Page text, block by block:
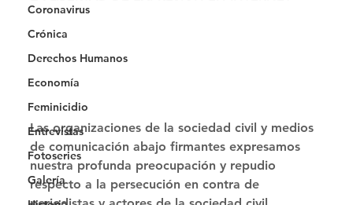
Coronavirus
Crónica
Derechos Humanos
Economía
Feminicidio
Entrevistas
Fotoseries
Galería
Las organizaciones de la sociedad civil y medios
de comunicación abajo firmantes expresamos
nuestra profunda preocupación y repudio
respecto a la persecución en contra de